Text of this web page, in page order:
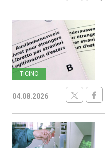
TICINO
04.08.2026